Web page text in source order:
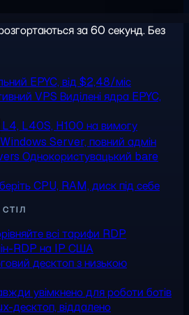
за 60 секунд. Без
EPYC, від $2,48/міс
VPS Виділені ядра EPYC,
L4, L40S, H100 на вимогу
Windows Server, повний адмін
Однокористувацький bare
CPU, RAM, диск під себе
всі тарифи RDP
RDP на IP США
десктоп з низькою
увімкнено для роботи ботів
десктоп, віддалено